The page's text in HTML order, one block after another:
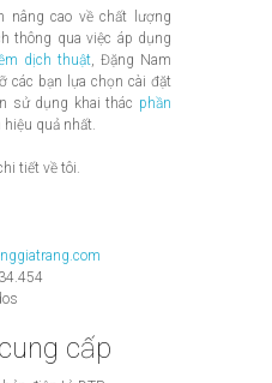
nâng cao về chất lượng
thông qua việc áp dụng
dịch thuật, Đặng Nam
các bạn lựa chọn cài đặt
sử dụng khai thác phần
hiệu quả nhất.
tiết về tôi.
cấp